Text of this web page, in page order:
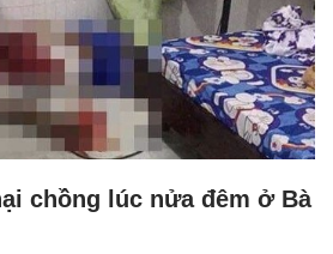
chồng lúc nửa đêm ở Bà